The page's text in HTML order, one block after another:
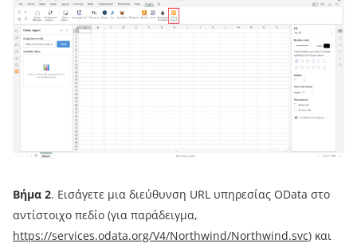
Βήμα 2. Εισάγετε μια διεύθυνση URL υπηρεσίας OData στο
αντίστοιχο πεδίο (για παράδειγμα,
https://services.odata.org/V4/Northwind/Northwind.svc) και